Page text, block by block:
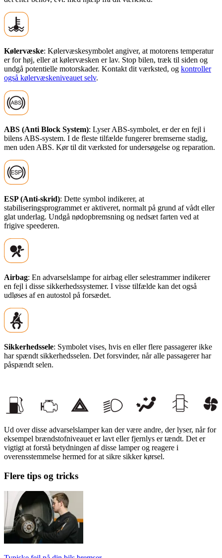
Kølervæske: Kølervæskesymbolet angiver, at motorens temperatur
er for høj, eller at kølervæsken er lav. Stop bilen, træk til siden og
undgå potentielle motorskader. Kontakt dit værksted, og kontroller
også kølervæskeniveauet selv.
ABS (Anti Block System): Lyser ABS-symbolet, er der en fejl i
bilens ABS-system. I de fleste tilfælde fungerer bremserne stadig,
men uden ABS. Kør til dit værksted for undersøgelse og reparation.
ESP (Anti-skrid): Dette symbol indikerer, at
stabiliseringsprogrammet er aktiveret, normalt på grund af vådt eller
glat underlag. Undgå nødopbremsning og nedsæt farten ved at
frigive speederen.
Airbag: En advarselslampe for airbag eller selestrammer indikerer
en fejl i disse sikkerhedssystemer. I visse tilfælde kan det også
udløses af en autostol på forsædet.
Sikkerhedssele: Symbolet vises, hvis en eller flere passagerer ikke
har spændt sikkerhedsselen. Det forsvinder, når alle passagerer har
påspændt selen.
Ud over disse advarselslamper kan der være andre, der lyser, når for
eksempel brændstofniveauet er lavt eller fjernlys er tændt. Det er
vigtigt at forstå betydningen af disse lamper og reagere i
overensstemmelse hermed for at sikre sikker kørsel.
Flere tips og tricks